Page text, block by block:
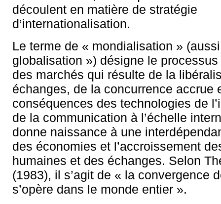
découlent en matière de stratégie
d’internationalisation.
Le terme de « mondialisation »
globalisation ») désigne le processus
des marchés qui résulte de la
échanges, de la concurrence accrue
conséquences des technologies de
de la communication à l’échelle
donne naissance à une
des économies et l’accroissement
humaines et des échanges. Selon
(1983), il s’agit de « la convergence
s’opère dans le monde entier ».